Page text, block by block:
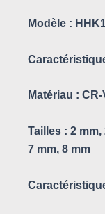
Modèle :
Matériau : CR-
Tailles : 2 mm,
7 mm, 8 mm